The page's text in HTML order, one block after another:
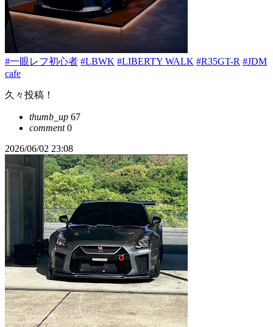
#一眼レフ初心者 #LBWK #LIBERTY WALK #R35GT-R #JDM
cafe
久々投稿！
thumb_up 67
comment0
2026/06/02 23:08